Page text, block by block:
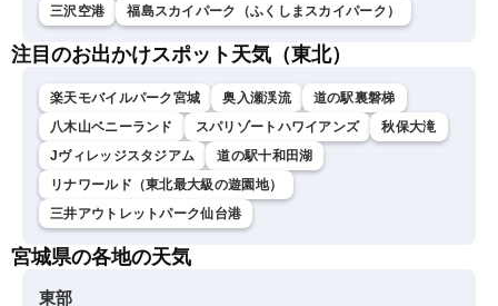
三沢空港
福島スカイパーク（ふくしまスカイパーク）
注目のお出かけスポット天気（東北）
楽天モバイルパーク宮城 奥入瀬渓流
道の駅裏磐梯
八木山ベニーランド
スパリゾートハワイアンズ
秋保大滝
Jヴィレッジスタジアム
道の駅十和田湖
リナワールド（東北最大級の遊園地）
三井アウトレットパーク仙台港
宮城県の各地の天気
東部